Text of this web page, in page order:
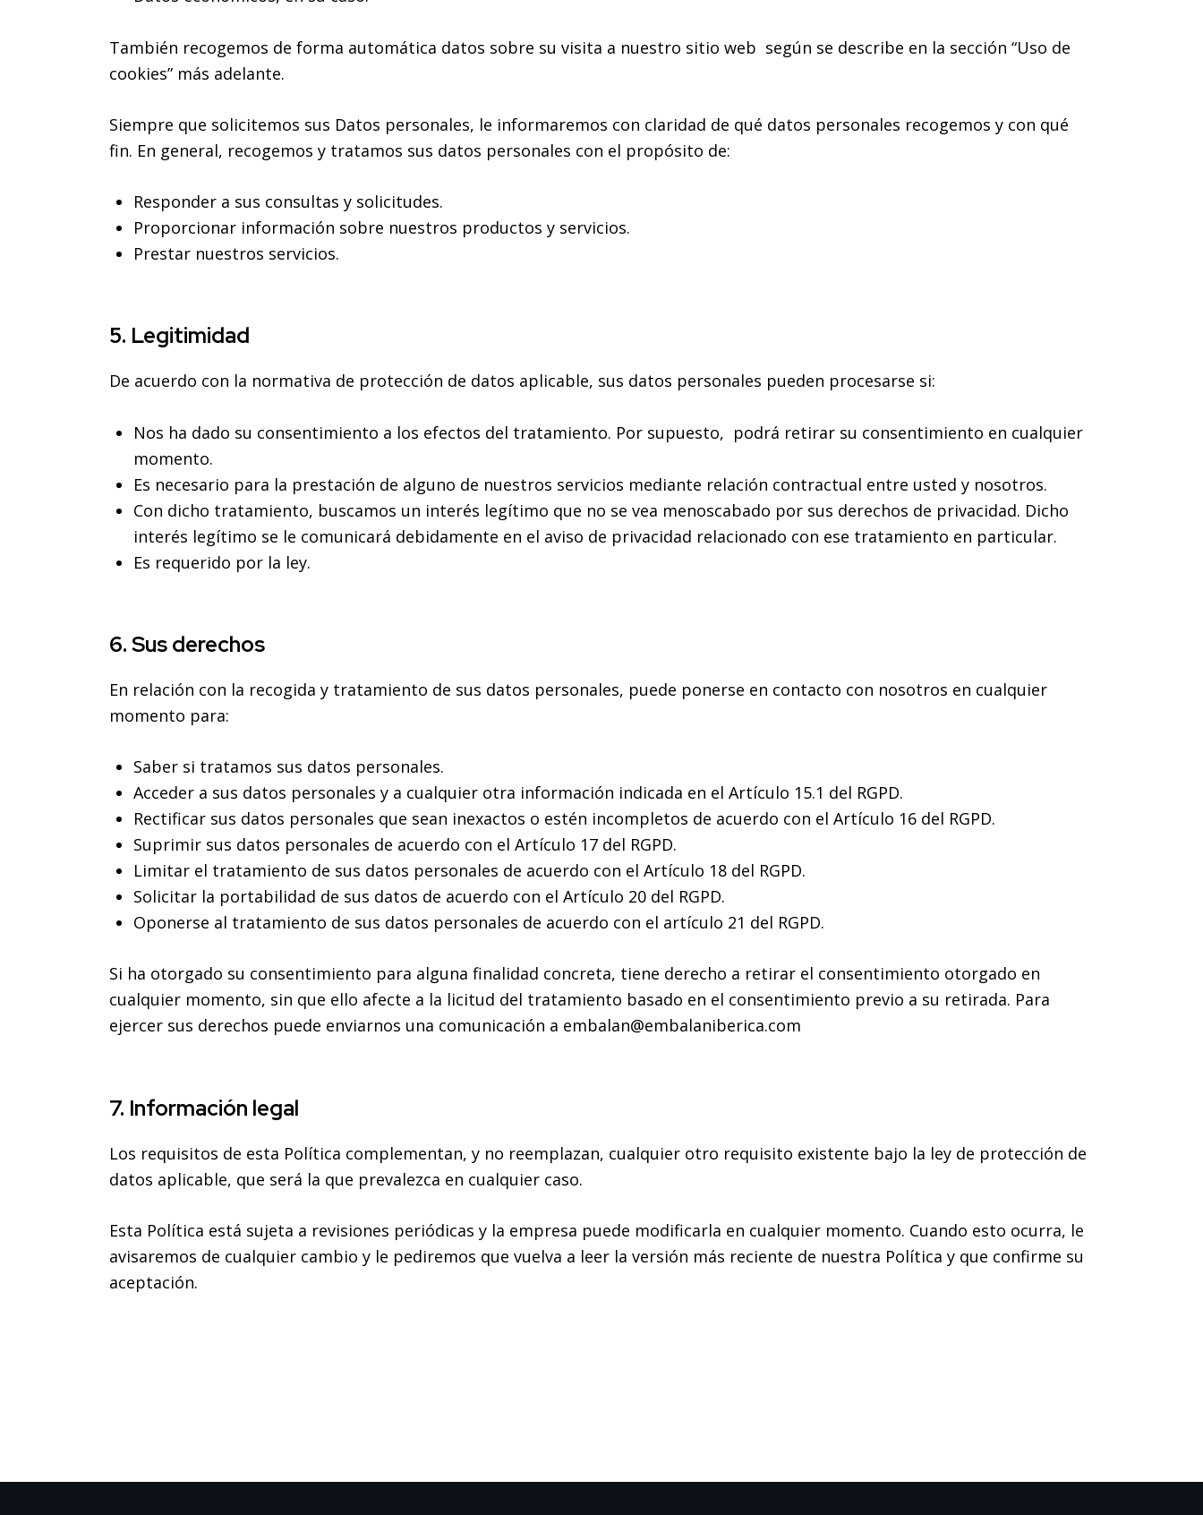
También recogemos de forma automática datos sobre su visita a nuestro sitio web según se describe en la sección “Uso de
cookies” más adelante.
Siempre que solicitemos sus Datos personales, le informaremos con claridad de qué datos personales recogemos y con qué
fin. En general, recogemos y tratamos sus datos personales con el propósito de:
Responder a sus consultas y solicitudes.
Proporcionar información sobre nuestros productos y servicios.
Prestar nuestros servicios.
5. Legitimidad
De acuerdo con la normativa de protección de datos aplicable, sus datos personales pueden procesarse si:
Nos ha dado su consentimiento a los efectos del tratamiento. Por supuesto, podrá retirar su consentimiento en cualquier
momento.
Es necesario para la prestación de alguno de nuestros servicios mediante relación contractual entre usted y nosotros.
Con dicho tratamiento, buscamos un interés legítimo que no se vea menoscabado por sus derechos de privacidad. Dicho
interés legítimo se le comunicará debidamente en el aviso de privacidad relacionado con ese tratamiento en particular.
Es requerido por la ley.
6. Sus derechos
En relación con la recogida y tratamiento de sus datos personales, puede ponerse en contacto con nosotros en cualquier
momento para:
Saber si tratamos sus datos personales.
Acceder a sus datos personales y a cualquier otra información indicada en el Artículo 15.1 del RGPD.
Rectificar sus datos personales que sean inexactos o estén incompletos de acuerdo con el Artículo 16 del RGPD.
Suprimir sus datos personales de acuerdo con el Artículo 17 del RGPD.
Limitar el tratamiento de sus datos personales de acuerdo con el Artículo 18 del RGPD.
Solicitar la portabilidad de sus datos de acuerdo con el Artículo 20 del RGPD.
Oponerse al tratamiento de sus datos personales de acuerdo con el artículo 21 del RGPD.
Si ha otorgado su consentimiento para alguna finalidad concreta, tiene derecho a retirar el consentimiento otorgado en
cualquier momento, sin que ello afecte a la licitud del tratamiento basado en el consentimiento previo a su retirada. Para
ejercer sus derechos puede enviarnos una comunicación a embalan@embalaniberica.com
7. Información legal
Los requisitos de esta Política complementan, y no reemplazan, cualquier otro requisito existente bajo la ley de protección de
datos aplicable, que será la que prevalezca en cualquier caso.
Esta Política está sujeta a revisiones periódicas y la empresa puede modificarla en cualquier momento. Cuando esto ocurra, le
avisaremos de cualquier cambio y le pediremos que vuelva a leer la versión más reciente de nuestra Política y que confirme su
aceptación.